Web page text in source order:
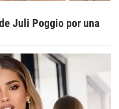
Juli Poggio por una